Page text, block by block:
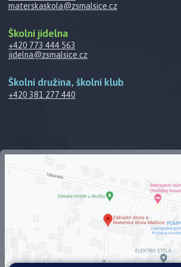
materskaskola@zsmalsice.cz
Školní jídelna
+420 773 444 563
jidelna@zsmalsice.cz
Školní družina, školní klub
+420 381 277 440